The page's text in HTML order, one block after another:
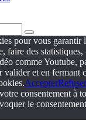
pour vous garantir
faire des
comme Youtube,
et en fermant
AccepterRefuser
consentement à
le